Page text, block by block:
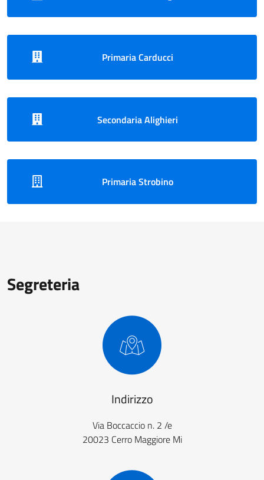
Primaria Carducci
Secondaria Alighieri
Primaria Strobino
Segreteria
Indirizzo
Via Boccaccio n. 2 /e
20023 Cerro Maggiore Mi